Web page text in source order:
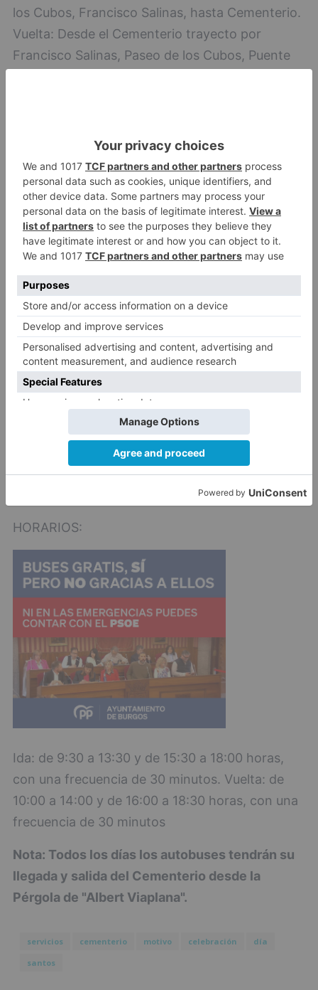
los Cubos, Francisco Salinas, hasta Cementerio.
Vuelta: Desde el Cementerio trayecto por
Francisco Salinas, Paseo de los Cubos, Puente
HORARIOS:
Ida: de 9:30 a 13:30 y de 15:30 a 18:00 horas,
con una frecuencia de 30 minutos. Vuelta: de
10:00 a 14:00 y de 16:00 a 18:30 horas, con una
frecuencia de 30 minutos.
Gamonal-Cementerio
Gamonal-Cementerio
Ida: Calle Vitoria 255, Plaza del Rey, Avda.
Cantabria, Avda. Caja Círculo, Cementerio.
Vuelta: Avda. Caja Círculo, Avda. Cantabria,
Plaza del Rey, Calle Vitoria, Calle Vitoria nº 252.
Las paradas serán las coincidentes con los
HORARIOS:
Ida: de 9:30 a 13:30 y de 15:30 a 18:00 horas,
con una frecuencia de 30 minutos. Vuelta: de
10:00 a 14:00 y de 16:00 a 18:30 horas, con una
frecuencia de 30 minutos
Nota: Todos los días los autobuses tendrán su
llegada y salida del Cementerio desde la
Pérgola de "Albert Viaplana".
servicios cementerio motivo celebración
día
santos